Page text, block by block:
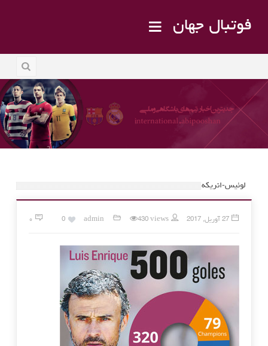
فوتبال جهان
لوئیس-انریکه
27 آوریل, 2017 admin 430 views
0 ۰